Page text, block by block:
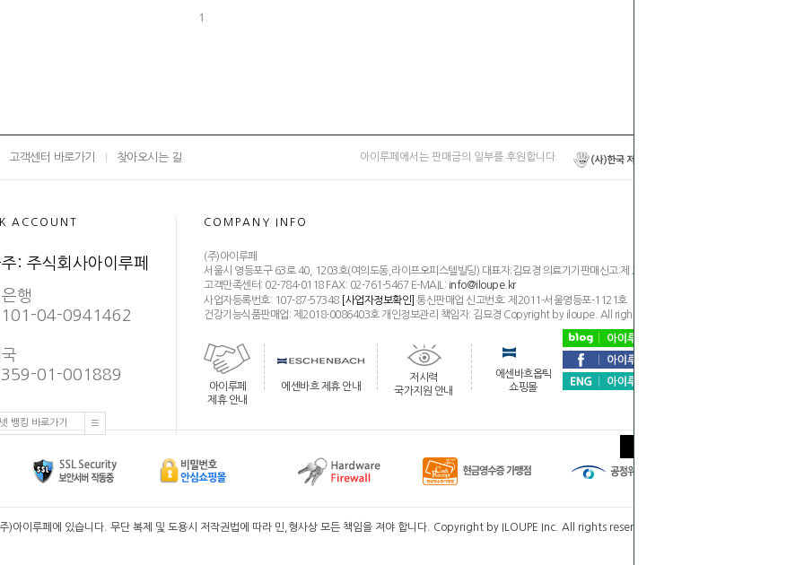
1
고객센터 바로가기 찾아오시는 길 아이루페에서는 판매금의 일부를 후원합니다.
ACCOUNT
: 주식회사아이루페
행
04-0941462
01-001889
뱅킹 바로가기
COMPANY INFO
(주)아이루페
서울시 영등포구 63로 40, 1203호(여의도동,라이프오피스텔빌딩) 대표자:김묘경 의료기기판매신고:제 2394호
고객만족센터: 02-784-0118 FAX: 02-761-5467 E-MAIL: info@iloupe.kr
사업자등록번호: 107-87-57348 [사업자정보확인] 통신판매업 신고번호: 제2011-서울영등포-1121호
건강기능식품판매업: 제2018-0086403호 개인정보관리 책임자: 김묘경 Copyright by iloupe. All rights reserved
아이루페
제휴 안내
에센바흐 제휴 안내
저시력
국가지원 안내
에센바흐옵틱
쇼핑몰
)아이루페에 있습니다. 무단 복제 및 도용시 저작권법에 따라 민,형사상 모든 책임을 져야 합니다. Copyright by ILOUPE Inc. All rights reserved.